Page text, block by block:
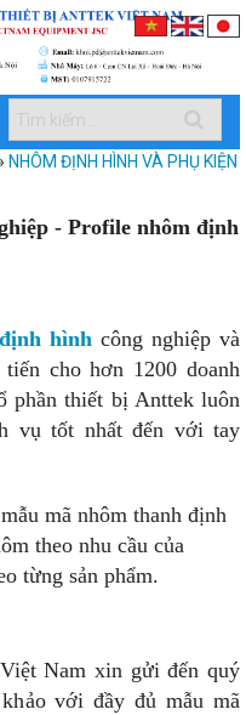
NHÔM ĐỊNH HÌNH VÀ PHỤ KIỆN
- Profile nhôm định
hình công nghiệp và
cho hơn 1200 doanh
phần thiết bị Anttek luôn
vụ tốt nhất đến với tay
mã nhôm thanh định
theo nhu cầu của
từng sản phẩm.
Nam xin gửi đến quý
với đầy đủ mẫu mã